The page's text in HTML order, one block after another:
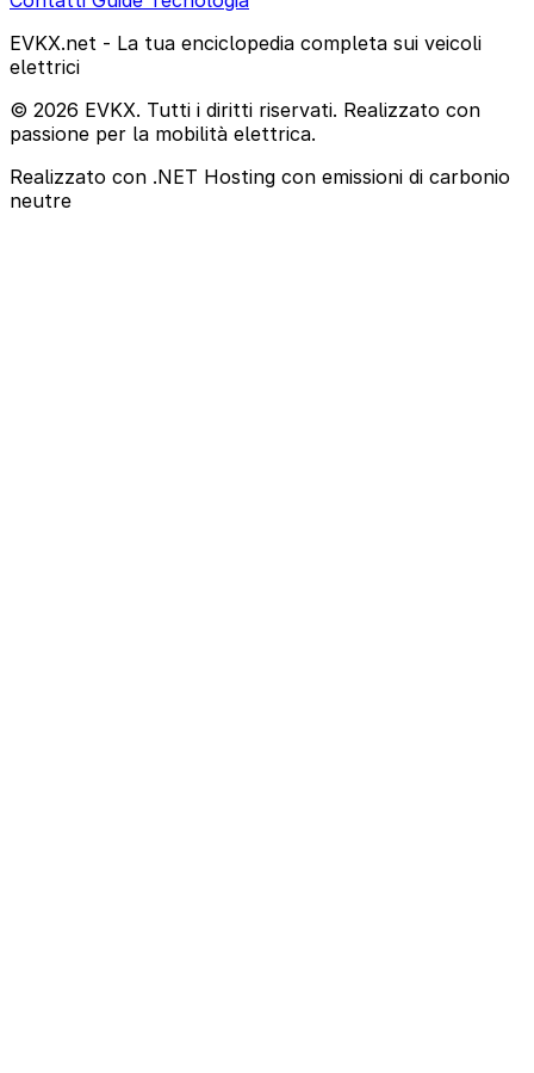
EVKX.net - La tua enciclopedia completa sui veicoli
elettrici
© 2026 EVKX. Tutti i diritti riservati. Realizzato con
passione per la mobilità elettrica.
Realizzato con .NET Hosting con emissioni di carbonio
neutre